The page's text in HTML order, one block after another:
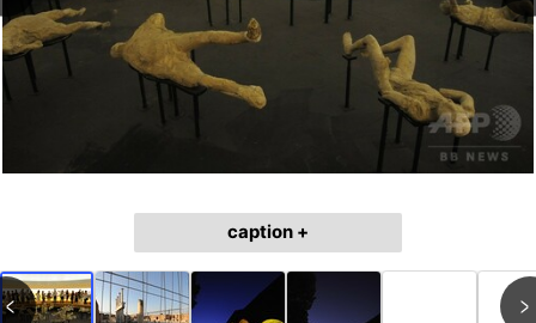
caption +